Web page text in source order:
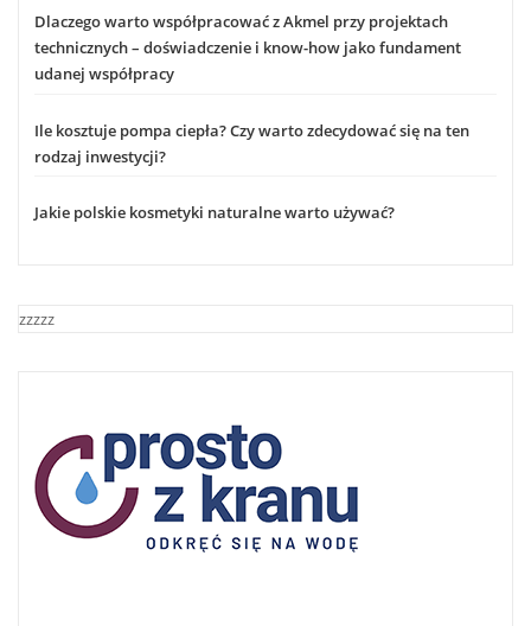
Dlaczego warto współpracować z Akmel przy projektach
technicznych – doświadczenie i know-how jako fundament
udanej współpracy
Ile kosztuje pompa ciepła? Czy warto zdecydować się na ten
rodzaj inwestycji?
Jakie polskie kosmetyki naturalne warto używać?
zzzzz